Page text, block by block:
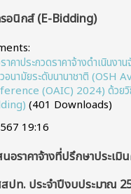
รอนิกส์ (e-Bidding)
าคาประกวดราคาจ้างดำเนินงา
อนามัยระดับนานาชาติ (OSH
(OAIC) 2024) ด้วยวิธี
(401 Downloads)
19:16
อราคาจ้างที่ปรึกษาประเมิ
ปท. ประจำปีงบประมาณ